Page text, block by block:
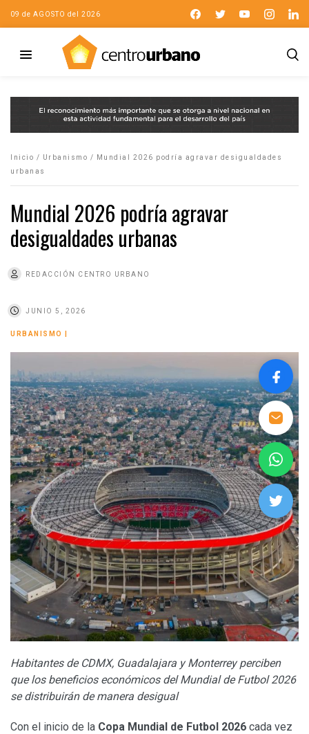
09 de AGOSTO del 2026
Inicio / Urbanismo /
Mundial 2026 podría agravar desigualdades
urbanas
Mundial 2026 podría agravar
desigualdades urbanas
REDACCIÓN CENTRO URBANO
JUNIO 5, 2026
URBANISMO
Habitantes de CDMX, Guadalajara y Monterrey perciben
que los beneficios económicos del Mundial de Futbol 2026
se distribuirán de manera desigual
Con el inicio de la Copa Mundial de Futbol 2026 cada vez